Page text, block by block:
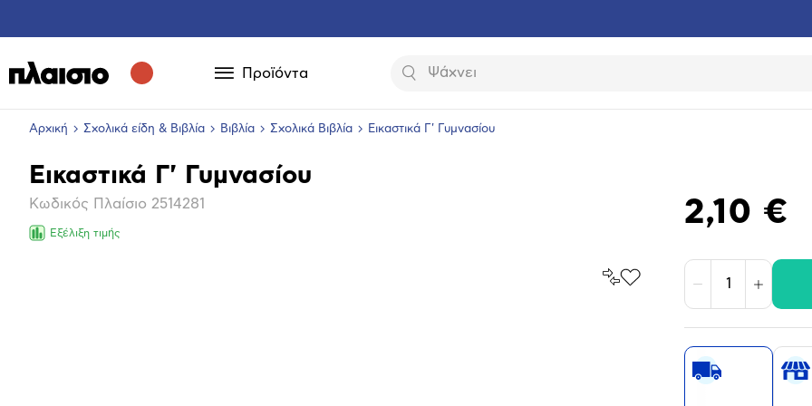
Προϊόντα Αναζήτηση
Αρχική Σχολικά είδη & Βιβλία Βιβλία Σχολικά Βιβλία Εικαστικά Γ' Γυμνασίου
Βασικά
χαρακτηριστικά
Εικαστικά Γ' Γυμνασίου
Κωδικός Πλαίσιο 2514281
Εξέλιξη τιμής
Σύγκρινέ
Προσθήκη
Αγαπημένα
2,10 €
Μείωση Αύξηση